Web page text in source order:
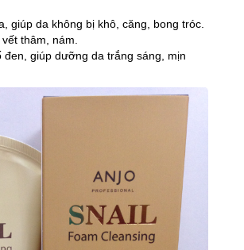
giúp da không bị khô, căng, bong tróc.
thâm, nám.
đen, giúp dưỡng da trắng sáng, mịn